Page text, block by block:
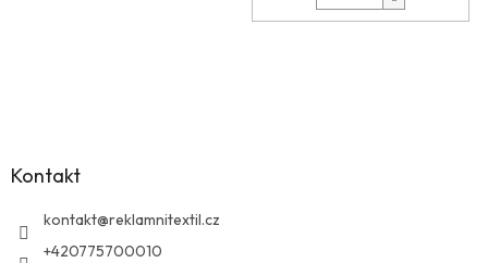
Kontakt
kontakt@reklamnitextil.cz
+420775700010